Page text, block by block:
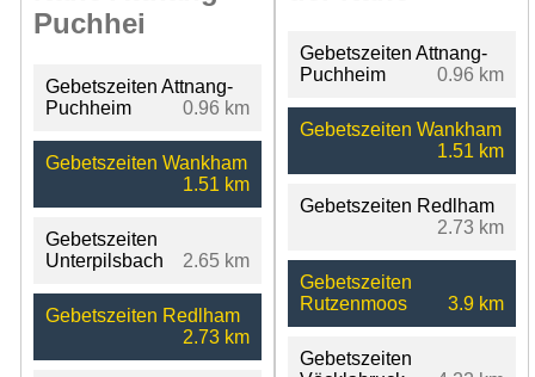
Puchhei
Gebetszeiten Attnang-
Puchheim
0.96 km
Gebetszeiten Wankham
1.51 km
Gebetszeiten
Unterpilsbach
2.65 km
Gebetszeiten Redlham
2.73 km
Gebetszeiten Attnang-
Puchheim
0.96 km
Gebetszeiten Wankham
1.51 km
Gebetszeiten Redlham
2.73 km
Gebetszeiten
Rutzenmoos
3.9 km
Gebetszeiten